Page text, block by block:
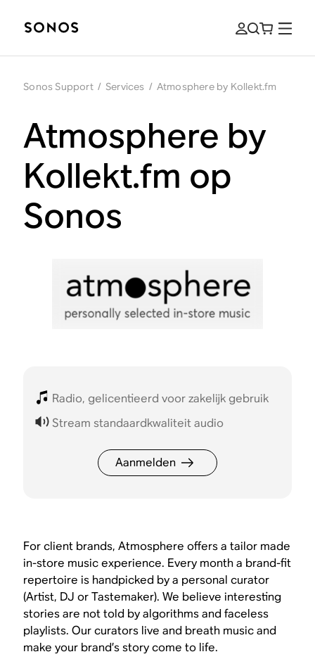
Sonos Support / Services / Atmosphere by Kollekt.fm
Atmosphere by
Kollekt.fm op
Sonos
Radio, gelicentieerd voor zakelijk gebruik
Stream standaardkwaliteit audio
Aanmelden
For client brands, Atmosphere offers a tailor made
in-store music experience. Every month a brand-fit
repertoire is handpicked by a personal curator
(Artist, DJ or Tastemaker). We believe interesting
stories are not told by algorithms and faceless
playlists. Our curators live and breath music and
make your brand’s story come to life.